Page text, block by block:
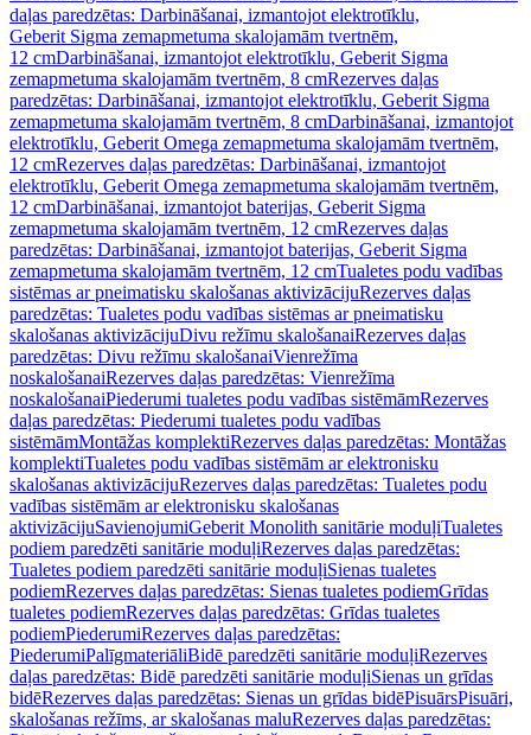
daļas paredzētas: Darbināšanai, izmantojot elektrotīklu,
Geberit Sigma zemapmetuma skalojamām tvertnēm,
12 cmDarbināšanai, izmantojot elektrotīklu, Geberit Sigma
zemapmetuma skalojamām tvertnēm, 8 cmRezerves daļas
paredzētas: Darbināšanai, izmantojot elektrotīklu, Geberit Sigma
zemapmetuma skalojamām tvertnēm, 8 cmDarbināšanai, izmantojot
elektrotīklu, Geberit Omega zemapmetuma skalojamām tvertnēm,
12 cmRezerves daļas paredzētas: Darbināšanai, izmantojot
elektrotīklu, Geberit Omega zemapmetuma skalojamām tvertnēm,
12 cmDarbināšanai, izmantojot baterijas, Geberit Sigma
zemapmetuma skalojamām tvertnēm, 12 cmRezerves daļas
paredzētas: Darbināšanai, izmantojot baterijas, Geberit Sigma
zemapmetuma skalojamām tvertnēm, 12 cmTualetes podu vadības
sistēmas ar pneimatisku skalošanas aktivizācijuRezerves daļas
paredzētas: Tualetes podu vadības sistēmas ar pneimatisku
skalošanas aktivizācijuDivu režīmu skalošanaiRezerves daļas
paredzētas: Divu režīmu skalošanaiVienrežīma
noskalošanaiRezerves daļas paredzētas: Vienrežīma
noskalošanaiPiederumi tualetes podu vadības sistēmāmRezerves
daļas paredzētas: Piederumi tualetes podu vadības
sistēmāmMontāžas komplektiRezerves daļas paredzētas: Montāžas
komplektiTualetes podu vadības sistēmām ar elektronisku
skalošanas aktivizācijuRezerves daļas paredzētas: Tualetes podu
vadības sistēmām ar elektronisku skalošanas
aktivizācijuSavienojumiGeberit Monolith sanitārie moduļiTualetes
podiem paredzēti sanitārie moduļiRezerves daļas paredzētas:
Tualetes podiem paredzēti sanitārie moduļiSienas tualetes
podiemRezerves daļas paredzētas: Sienas tualetes podiemGrīdas
tualetes podiemRezerves daļas paredzētas: Grīdas tualetes
podiemPiederumiRezerves daļas paredzētas:
PiederumiPalīgmateriāliBidē paredzēti sanitārie moduļiRezerves
daļas paredzētas: Bidē paredzēti sanitārie moduļiSienas un grīdas
bidēRezerves daļas paredzētas: Sienas un grīdas bidēPisuārsPisuāri,
skalošanas režīms, ar skalošanas maluRezerves daļas paredzētas: